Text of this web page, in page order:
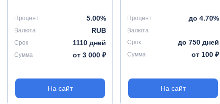
Процент 5.00%
Валюта RUB
Срок 1110 дней
Сумма от 3 000 ₽
На сайт
Процент до 4.70%
Валюта
Срок
до 750 дней
Сумма от 100 ₽
На сайт